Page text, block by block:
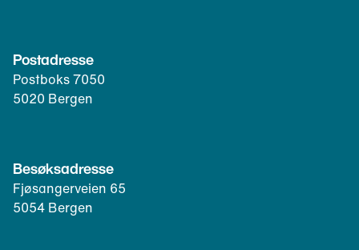
o
n
k
e
n
t
)
p
n
e
r
l
e
f
Postadresse
Postboks 7050
5020 Bergen
Besøksadresse
Fjøsangerveien 65
5054 Bergen